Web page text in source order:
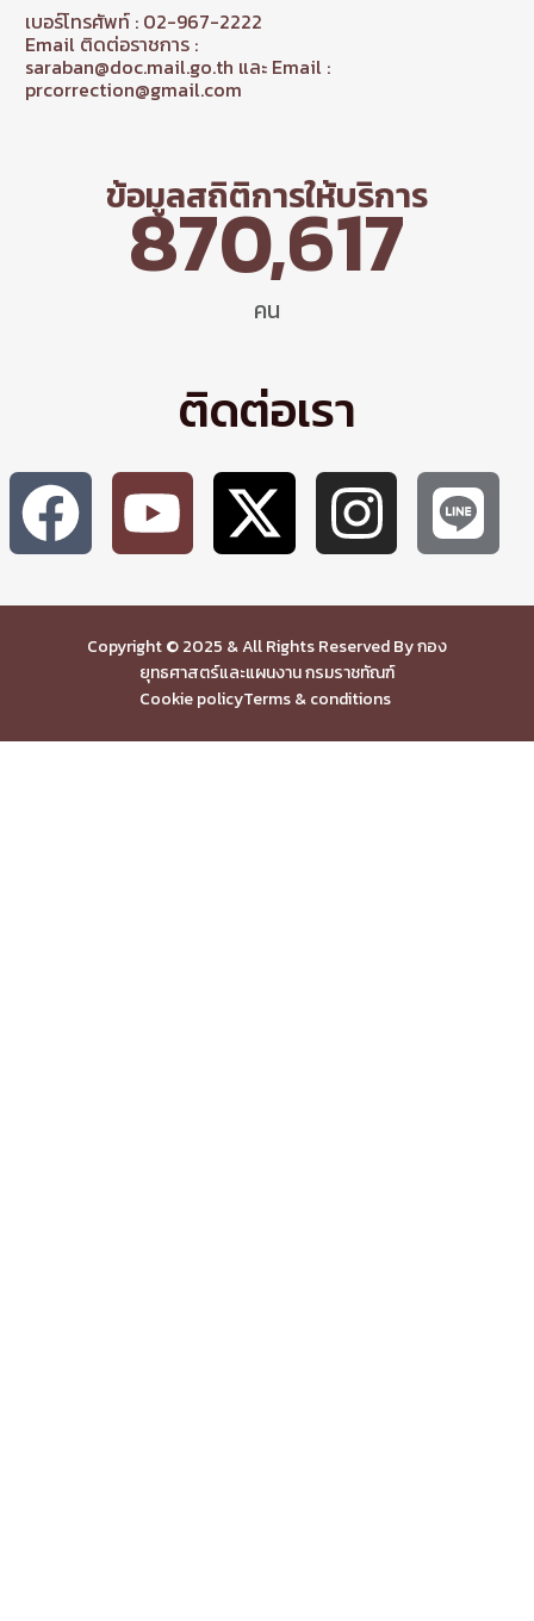
เบอร์โทรศัพท์ : 02-967-2222
Email ติดต่อราชการ :
saraban@doc.mail.go.th และ Email :
prcorrection@gmail.com
ข้อมูลสถิติการให้บริการ
คน
870,617
ติดต่อเรา
Copyright © 2025 & All Rights Reserved By กอง
ยุทธศาสตร์และแผนงาน กรมราชทัณฑ์
Cookie policyTerms & conditions